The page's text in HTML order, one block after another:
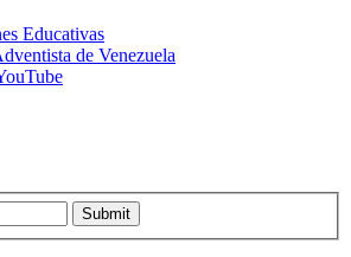
Educativas
de Venezuela
Submit